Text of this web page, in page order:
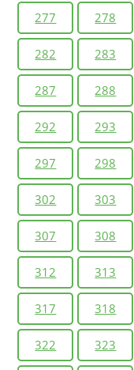
277 278
282 283
287 288
292 293
297 298
302 303
307 308
312 313
317 318
322 323